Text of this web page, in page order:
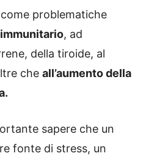
problematiche
, ad
della tiroide, al
che all’aumento della
sapere che un
fonte di stress, un